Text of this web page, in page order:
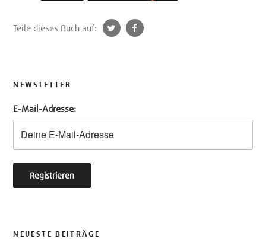
Teile dieses Buch auf:
t
NEWSLETTER
E-Mail-Adresse:
NEUESTE BEITRÄGE